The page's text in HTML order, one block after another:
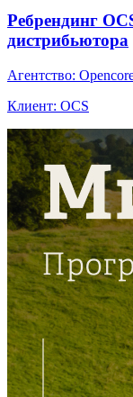
Ребрендинг
дистрибьютора
Агентство:
Клиент: OCS